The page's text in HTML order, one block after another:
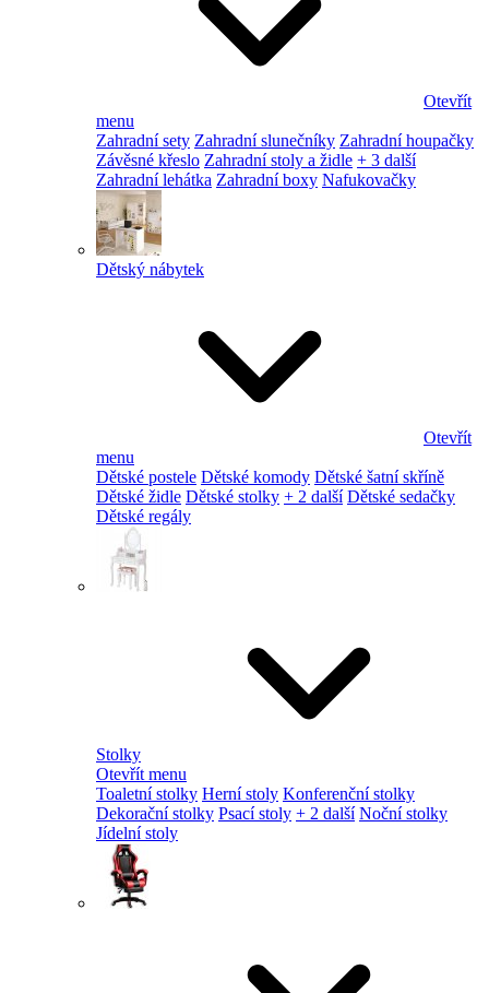
Otevřít
menu
Zahradní sety Zahradní slunečníky Zahradní houpačky
Závěsné křeslo Zahradní stoly a židle + 3 další
Zahradní lehátka Zahradní boxy Nafukovačky
Dětský nábytek
Otevřít
menu
Dětské postele Dětské komody Dětské šatní skříně
Dětské židle Dětské stolky + 2 další Dětské sedačky
Dětské regály
Stolky
Otevřít menu
Toaletní stolky Herní stoly Konferenční stolky
Dekorační stolky Psací stoly + 2 další Noční stolky
Jídelní stoly